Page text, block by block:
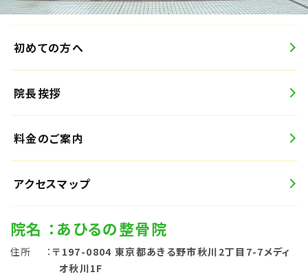
初めての方へ
院長挨拶
料金のご案内
アクセスマップ
院名 ：あひるの整骨院
住所 ： 〒197-0804 東京都あきる野市秋川2丁目7-7メディ
オ秋川1F